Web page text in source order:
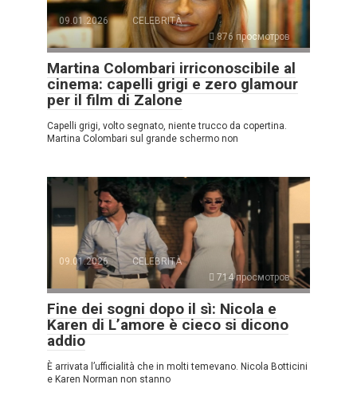
09.01.2026
CELEBRITÀ
876 просмотров
Martina Colombari irriconoscibile al
cinema: capelli grigi e zero glamour
per il film di Zalone
Capelli grigi, volto segnato, niente trucco da copertina.
Martina Colombari sul grande schermo non
09.01.2026
CELEBRITÀ
714 просмотров
Fine dei sogni dopo il sì: Nicola e
Karen di L’amore è cieco si dicono
addio
È arrivata l’ufficialità che in molti temevano. Nicola Botticini
e Karen Norman non stanno